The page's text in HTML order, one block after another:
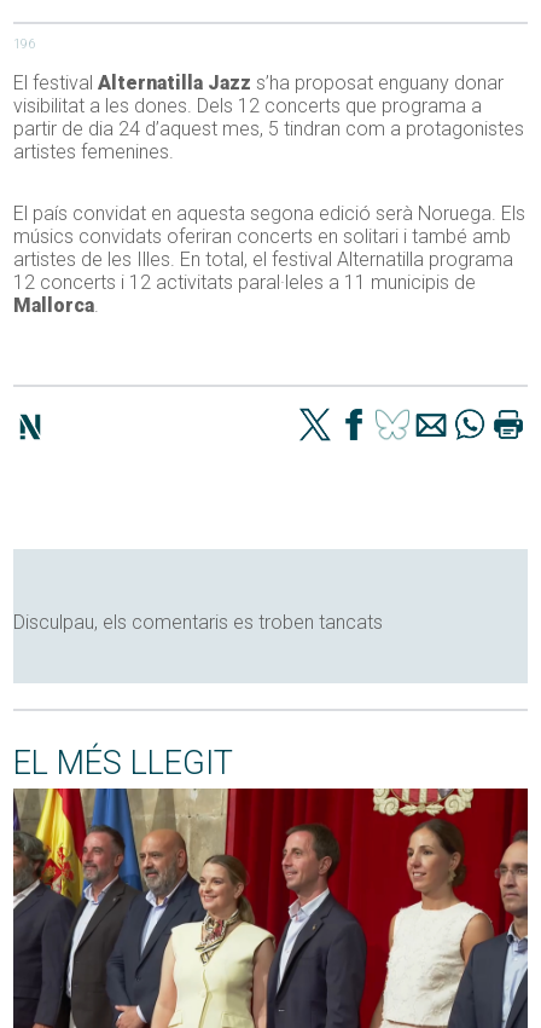
196
El festivalAlternatilla Jazz s’ha proposat enguany donar
visibilitat a les dones. Dels 12 concerts que programa a
partir de dia 24 d’aquest mes, 5 tindran com a protagonistes
artistes femenines.
El país convidat en aquesta segona edició serà Noruega. Els
músics convidats oferiran concerts en solitari i també amb
artistes de les Illes. En total, el festival Alternatilla programa
12 concerts i 12 activitats paral·leles a 11 municipis de
Mallorca.
Disculpau, els comentaris es troben tancats
EL MÉS LLEGIT